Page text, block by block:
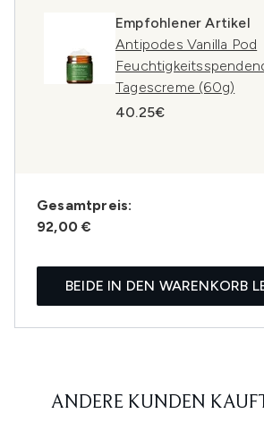
Empfohlener Artikel
Antipodes Vanilla Pod
Tagescreme (60g)
40.25€
Gesamtpreis:
92,00 €
BEIDE IN DEN WARENKORB
ANDERE KUNDEN